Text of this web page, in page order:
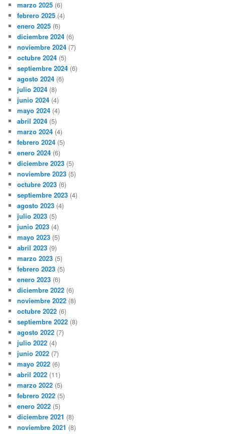
marzo 2025 (6)
febrero 2025 (4)
enero 2025 (6)
diciembre 2024 (6)
noviembre 2024 (7)
octubre 2024 (5)
septiembre 2024 (6)
agosto 2024 (6)
julio 2024 (8)
junio 2024 (4)
mayo 2024 (4)
abril 2024 (5)
marzo 2024 (4)
febrero 2024 (5)
enero 2024 (6)
diciembre 2023 (5)
noviembre 2023 (5)
octubre 2023 (6)
septiembre 2023 (4)
agosto 2023 (4)
julio 2023 (5)
junio 2023 (4)
mayo 2023 (5)
abril 2023 (9)
marzo 2023 (5)
febrero 2023 (5)
enero 2023 (6)
diciembre 2022 (6)
noviembre 2022 (8)
octubre 2022 (6)
septiembre 2022 (8)
agosto 2022 (7)
julio 2022 (4)
junio 2022 (7)
mayo 2022 (6)
abril 2022 (11)
marzo 2022 (5)
febrero 2022 (5)
enero 2022 (5)
diciembre 2021 (8)
noviembre 2021 (8)